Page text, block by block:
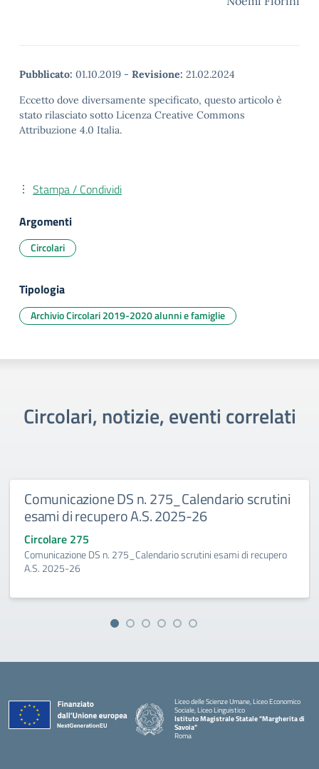
Pubblicato: 01.10.2019 - Revisione: 21.02.2024
Eccetto dove diversamente specificato, questo articolo è
stato rilasciato sotto Licenza Creative Commons
Attribuzione 4.0 Italia.
Stampa / Condividi
Argomenti
Circolari
Tipologia
Archivio Circolari 2019-2020 alunni e famiglie
Circolari, notizie, eventi correlati
Comunicazione DS n. 275_Calendario scrutini
esami di recupero A.S. 2025-26
Circolare 275
Comunicazione DS n. 275_Calendario scrutini esami di recupero
A.S. 2025-26
Liceo delle Scienze Umane, Liceo Economico
Sociale, Liceo Linguistico
Istituto Magistrale Statale "Margherita di
Savoia"
Roma